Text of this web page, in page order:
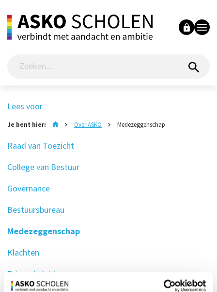
Lees voor
Je bent hier: Over ASKO Medezeggenschap
Raad van Toezicht
College van Bestuur
Governance
Bestuursbureau
Medezeggenschap
Klachten
Privacybeleid